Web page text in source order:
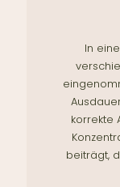
In
korrekte
beiträgt,